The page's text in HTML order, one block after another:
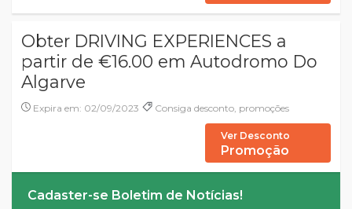
Obter DRIVING EXPERIENCES a
partir de €16.00 em Autodromo Do
Algarve
Expira em: 02/09/2023 Consiga desconto, promoções
Ver Desconto
Promoção
Cadaster-se Boletim de Notícias!